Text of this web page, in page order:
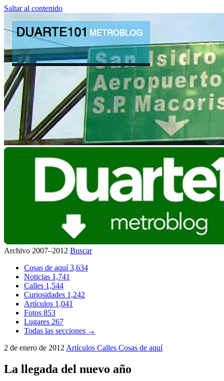
Saltar al contenido
Archivo 2007–2012 Buscar
Cosas de aquí3,634
Noticias 1,741
Calles 1,544
Curiosidades 1,242
Artículos 1,041
Fotos 853
Lugares 267
Todas las secciones →
2 de enero de 2012 Artículos Calles Cosas de aquí
La llegada del nuevo año